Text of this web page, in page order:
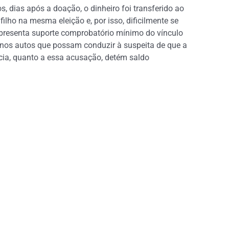
dias após a doação, o dinheiro foi transferido ao
na mesma eleição e, por isso, dificilmente se
suporte comprobatório mínimo do vínculo
autos que possam conduzir à suspeita de que a
quanto a essa acusação, detém saldo